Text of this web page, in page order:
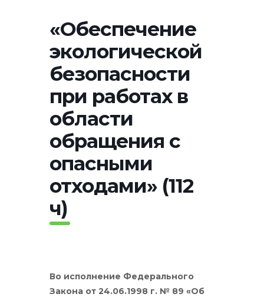
«Обеспечение
экологической
безопасности
при работах в
области
обращения с
опасными
отходами» (112
ч)
Во исполнение Федерального
Закона от 24.06.1998 г. № 89 «Об